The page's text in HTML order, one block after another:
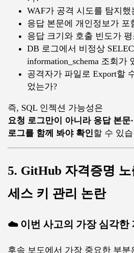
WAF가 공격 시도를 탐지했
응답 본문에 개인정보가 포
응답 크기와 호출 빈도가
DB 로그에서 비정상
information_schema 조회가
공격자가 파일로 Export할
었는가?
즉, SQL 인젝션 가능성은
요청 로그만이 아니라 응답 본문
로그를 함께 봐야 확인할 수 있
5. GitHub 자격증명 노
세스 키 관리 논란
☁️ 이번 사고의 가장 심각한
후속 보도에서 가장 중요한 부분